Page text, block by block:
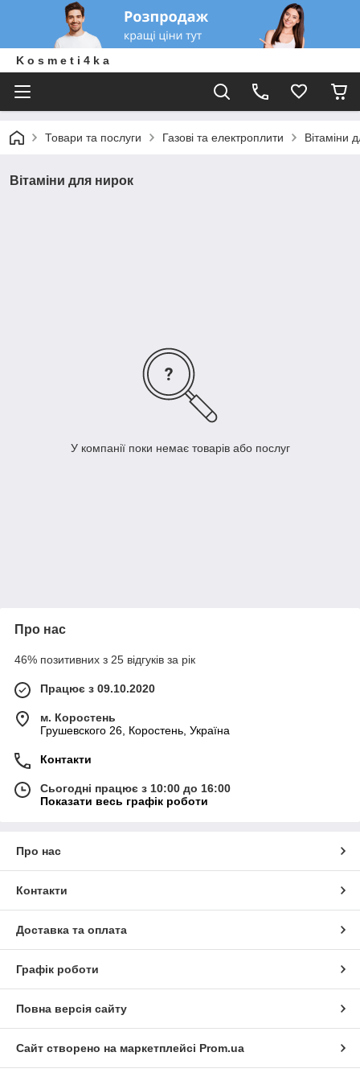
K o s m e t i 4 k a
Товари та послуги Газові та електроплити Вітаміни
Вітаміни для нирок
У компанії поки немає товарів або послуг
Про нас
46% позитивних з 25 відгуків за рік
Працює з 09.10.2020
м. Коростень
Грушевского 26, Коростень, Україна
Контакти
Сьогодні працює з 10:00 до 16:00
Показати весь графік роботи
Про нас
Контакти
Доставка та оплата
Графік роботи
Повна версія сайту
Сайт створено на маркетплейсі Prom.ua